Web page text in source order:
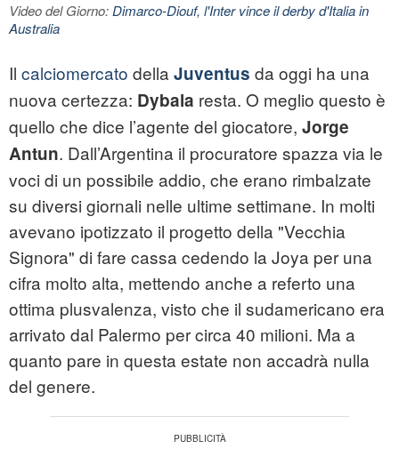
Video del Giorno:Dimarco-Diouf, l'Inter vince il derby d'Italia in
Australia
Il calciomercato della Juventus da oggi ha una
nuova certezza: Dybala resta. O meglio questo è
quello che dice l’agente del giocatore, Jorge
Antun. Dall’Argentina il procuratore spazza via le
voci di un possibile addio, che erano rimbalzate
su diversi giornali nelle ultime settimane. In molti
avevano ipotizzato il progetto della "Vecchia
Signora" di fare cassa cedendo la Joya per una
cifra molto alta, mettendo anche a referto una
ottima plusvalenza, visto che il sudamericano era
arrivato dal Palermo per circa 40 milioni. Ma a
quanto pare in questa estate non accadrà nulla
del genere.